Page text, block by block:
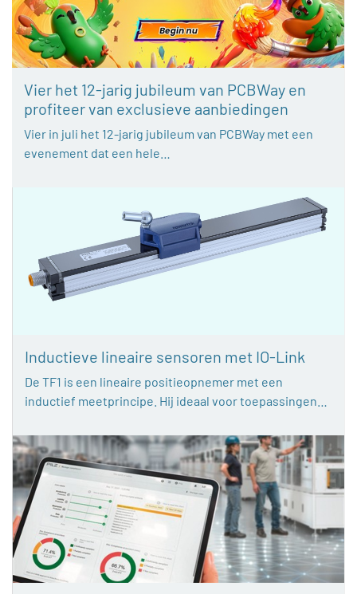
Vier het 12-jarig jubileum van PCBWay en
profiteer van exclusieve aanbiedingen
Vier in juli het 12-jarig jubileum van PCBWay met een
evenement dat een hele…
Inductieve lineaire sensoren met IO-Link
De TF1 is een lineaire positieopnemer met een
inductief meetprincipe. Hij ideaal voor toepassingen…